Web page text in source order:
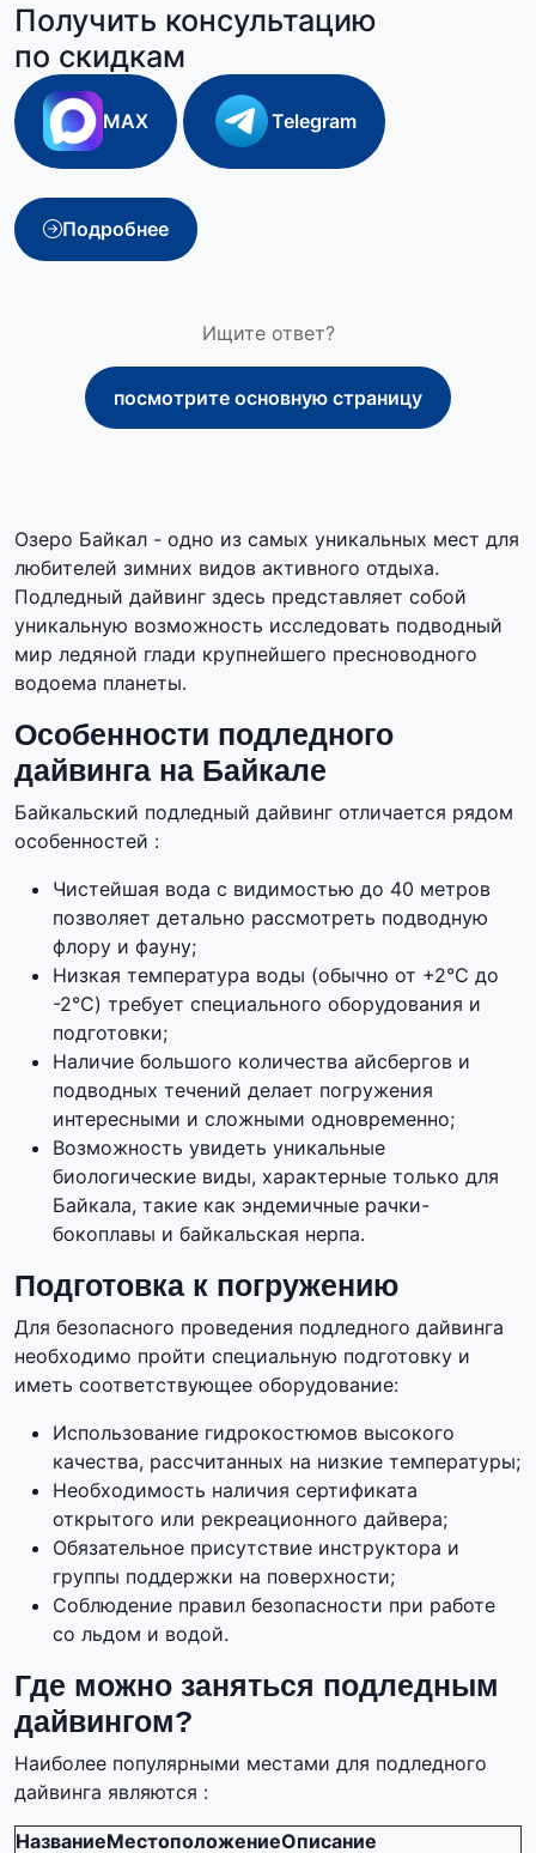
Получить консультацию
по скидкам
MAX Telegram
Подробнее
Ищите ответ?
посмотрите основную страницу
Озеро Байкал - одно из самых уникальных мест для
любителей зимних видов активного отдыха.
Подледный дайвинг здесь представляет собой
уникальную возможность исследовать подводный
мир ледяной глади крупнейшего пресноводного
водоема планеты.
Особенности подледного
дайвинга на Байкале
Байкальский подледный дайвинг отличается рядом
особенностей :
Чистейшая вода с видимостью до 40 метров
позволяет детально рассмотреть подводную
флору и фауну;
Низкая температура воды (обычно от +2°C до
-2°C) требует специального оборудования и
подготовки;
Наличие большого количества айсбергов и
подводных течений делает погружения
интересными и сложными одновременно;
Возможность увидеть уникальные
биологические виды, характерные только для
Байкала, такие как эндемичные рачки-
бокоплавы и байкальская нерпа.
Подготовка к погружению
Для безопасного проведения подледного дайвинга
необходимо пройти специальную подготовку и
иметь соответствующее оборудование:
Использование гидрокостюмов высокого
качества, рассчитанных на низкие температуры;
Необходимость наличия сертификата
открытого или рекреационного дайвера;
Обязательное присутствие инструктора и
группы поддержки на поверхности;
Соблюдение правил безопасности при работе
со льдом и водой.
Где можно заняться подледным
дайвингом?
Наиболее популярными местами для подледного
дайвинга являются :
НазваниеМестоположениеОписание